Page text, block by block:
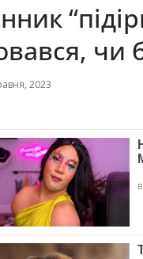
чи
2023